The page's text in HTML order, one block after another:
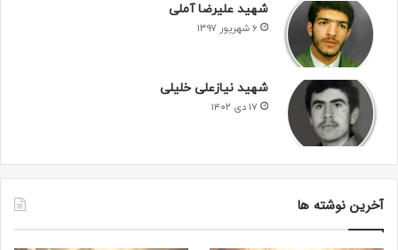
شهید علیرضا آملی
۶ شهریور ۱۳۹۷
شهید نیازعلی خلیلی
۱۷ دی ۱۴۰۲
آخرین نوشته ها